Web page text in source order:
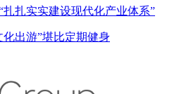
扎实实建设现代化产业体系”
出游”堪比定期健身